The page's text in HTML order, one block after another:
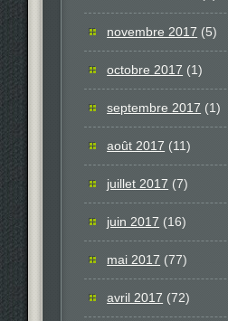
novembre 2017 (5)
octobre 2017 (1)
septembre 2017 (1)
août 2017 (11)
juillet 2017 (7)
juin 2017 (16)
mai 2017 (77)
avril 2017 (72)